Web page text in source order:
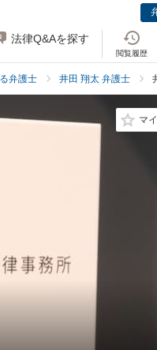
法律Q&Aを探す
閲覧履歴
弁護士 井田 翔太 弁護士
マ